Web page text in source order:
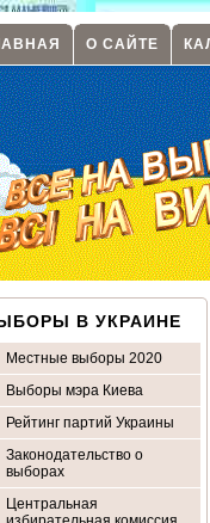
О САЙТЕ
В УКРАИНЕ
Местные выборы 2020
Выборы мэра Киева
Рейтинг партий Украины
Законодательство о
выборах
Центральная